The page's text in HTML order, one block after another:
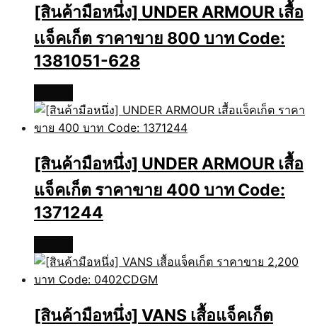
[สินค้ามือหนึ่ง] UNDER ARMOUR เสื้อ
เเจ็คเก็ต ราคาขาย 800 บาท Code:
1381051-628
[สินค้ามือหนึ่ง] UNDER ARMOUR เสื้อ
แจ็คเก็ต ราคาขาย 400 บาท Code:
1371244
[สินค้ามือหนึ่ง] VANS เสื้อแจ็คเก็ต